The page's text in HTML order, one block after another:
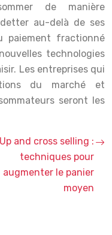
de manière
au-delà de ses
paiement fractionné
technologies
Les entreprises qui
du marché et
seront les
Up and cross selling :
techniques pour
augmenter le panier
moyen